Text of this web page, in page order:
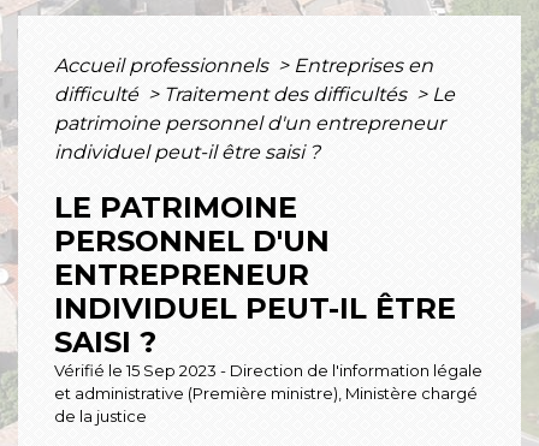
Accueil professionnels > Entreprises en
difficulté > Traitement des difficultés > Le
patrimoine personnel d'un entrepreneur
individuel peut-il être saisi ?
LE PATRIMOINE
PERSONNEL D'UN
ENTREPRENEUR
INDIVIDUEL PEUT-IL ÊTRE
SAISI ?
Vérifié le 15 Sep 2023 - Direction de l'information légale
et administrative (Première ministre), Ministère chargé
de la justice